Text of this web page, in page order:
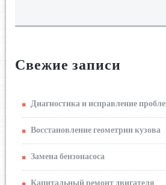
Свежие записи
Диагностика и исправление
Восстановление геометрии кузова
Замена бензонасоса
Капитальный ремонт двигателя